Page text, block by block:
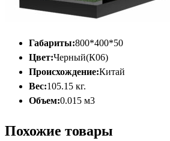
Габариты:800*400*50
Цвет:Черный(К06)
Происхождение:Китай
Вес:105.15 кг.
Объем:0.015 м3
Похожие товары